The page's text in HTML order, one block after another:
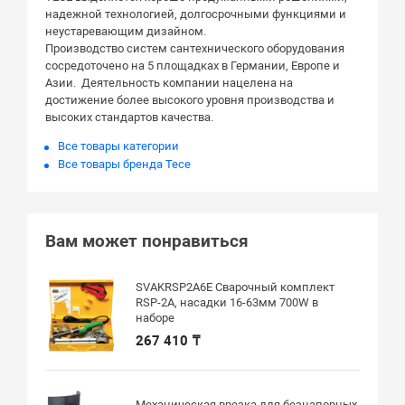
надежной технологией, долгосрочными функциями и
неустаревающим дизайном.
Производство систем сантехнического оборудования
сосредоточено на 5 площадках в Германии, Европе и
Азии. Деятельность компании нацелена на
достижение более высокого уровня производства и
высоких стандартов качества.
Все товары категории
Все товары бренда Tece
Вам может понравиться
SVAKRSP2A6E Сварочный комплект
RSP-2A, насадки 16-63мм 700W в
наборе
267 410 ₸